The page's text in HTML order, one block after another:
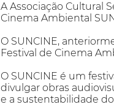
A Associação Cultural
Cinema Ambiental
O SUNCINE,
Festival de Cinema
O SUNCINE é um
divulgar obras
e a sustentabilidade